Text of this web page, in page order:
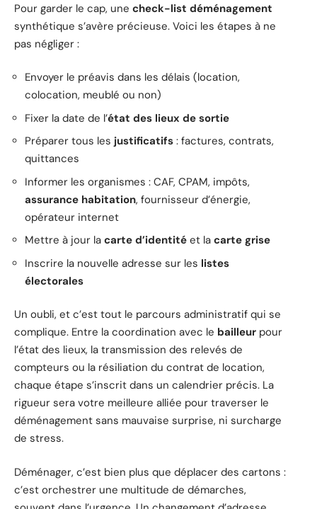
Pour garder le cap, une check-list déménagement
synthétique s’avère précieuse. Voici les étapes à ne
pas négliger :
Envoyer le préavis dans les délais (location,
colocation, meublé ou non)
Fixer la date de l’état des lieux de sortie
Préparer tous les justificatifs : factures, contrats,
quittances
Informer les organismes : CAF, CPAM, impôts,
assurance habitation, fournisseur d’énergie,
opérateur internet
Mettre à jour la carte d’identité et la carte grise
Inscrire la nouvelle adresse sur les listes
électorales
Un oubli, et c’est tout le parcours administratif qui se
complique. Entre la coordination avec le bailleur pour
l’état des lieux, la transmission des relevés de
compteurs ou la résiliation du contrat de location,
chaque étape s’inscrit dans un calendrier précis. La
rigueur sera votre meilleure alliée pour traverser le
déménagement sans mauvaise surprise, ni surcharge
de stress.
Déménager, c’est bien plus que déplacer des cartons :
c’est orchestrer une multitude de démarches,